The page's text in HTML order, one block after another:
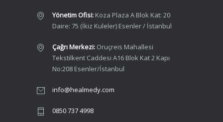
Yönetim Ofisi: Koza Plaza A Blok Kat: 20
Daire: 75 (İkiz Kuleler) Esenler / İstanbul
Çağrı Merkezi: Oruçreis Mahallesi
Tekstilkent Caddesi A16 Blok Kat 2 Kapı
No:208 Esenler/İstanbul
info@healmedy.com
0850 737 4998